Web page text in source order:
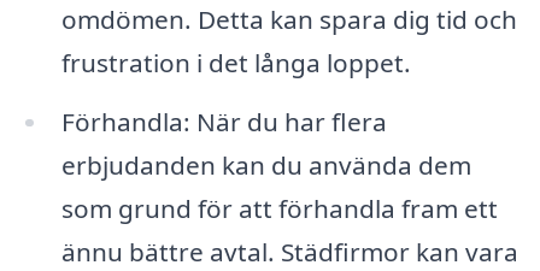
omdömen. Detta kan spara dig tid och
frustration i det långa loppet.
Förhandla: När du har flera
erbjudanden kan du använda dem
som grund för att förhandla fram ett
ännu bättre avtal. Städfirmor kan vara